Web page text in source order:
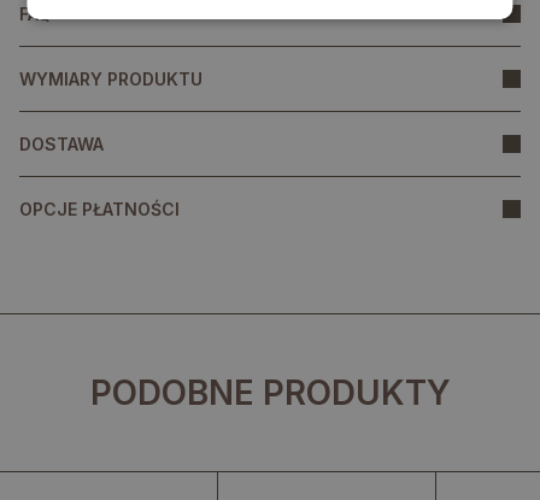
FAQ
WYMIARY PRODUKTU
DOSTAWA
OPCJE PŁATNOŚCI
PODOBNE PRODUKTY